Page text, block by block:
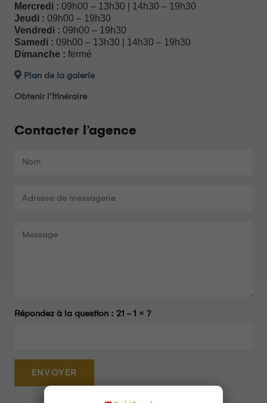
Mercredi : 09h00 – 13h30 | 14h30 – 19h30
Jeudi : 09h00 – 19h30
Vendredi : 09h00 – 19h30
Samedi : 09h00 – 13h30 | 14h30 – 19h30
Dimanche : fermé
Plan de la galerie
Obtenir l’itinéraire
Contacter l’agence
Répondez à la question : 21 - 1 = ?
ENVOYER